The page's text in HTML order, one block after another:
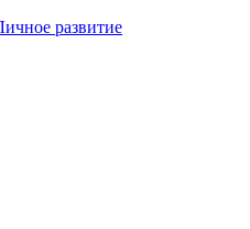
развитие